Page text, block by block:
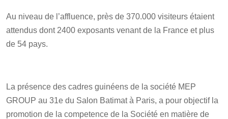
Au niveau de l’affluence, près de 370.000 visiteurs étaient
attendus dont 2400 exposants venant de la France et plus
de 54 pays.
La présence des cadres guinéens de la société MEP
GROUP au 31e du Salon Batimat à Paris, a pour objectif la
promotion de la competence de la Société en matière de